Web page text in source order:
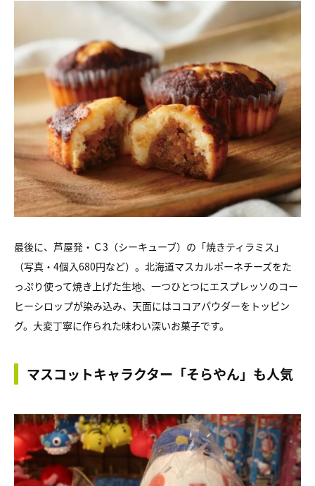
最後に、芦屋発・Ｃ3（シーキューブ）の「焼きティラミス」
（写真・4個入680円など）。北海道マスカルポーネチーズをた
っぷり使って焼き上げた生地、一つひとつにエスプレッソのコー
ヒーシロップが染み込み、天面にはココアパウダーをトッピン
グ。大変丁寧に作られた味わい深いお菓子です。
マスコットキャラクター「そらやん」も人気